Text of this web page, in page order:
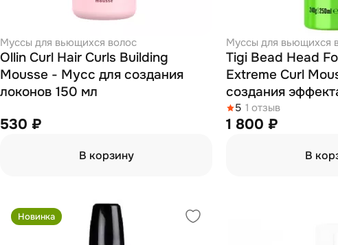
Муссы для вьющихся волос
Ollin Curl Hair Curls Building
Mousse - Мусс для создания
локонов 150 мл
530 ₽
В корзину
Муссы для вьющихся
Tigi Bead Head
Extreme Curl
создания
волос 250 мл
5 1 отзыв
1 800 ₽
В
Новинка